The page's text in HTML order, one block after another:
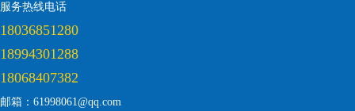
服务热线电话
18036851280
18994301288
18068407382
邮箱：61998061@qq.com